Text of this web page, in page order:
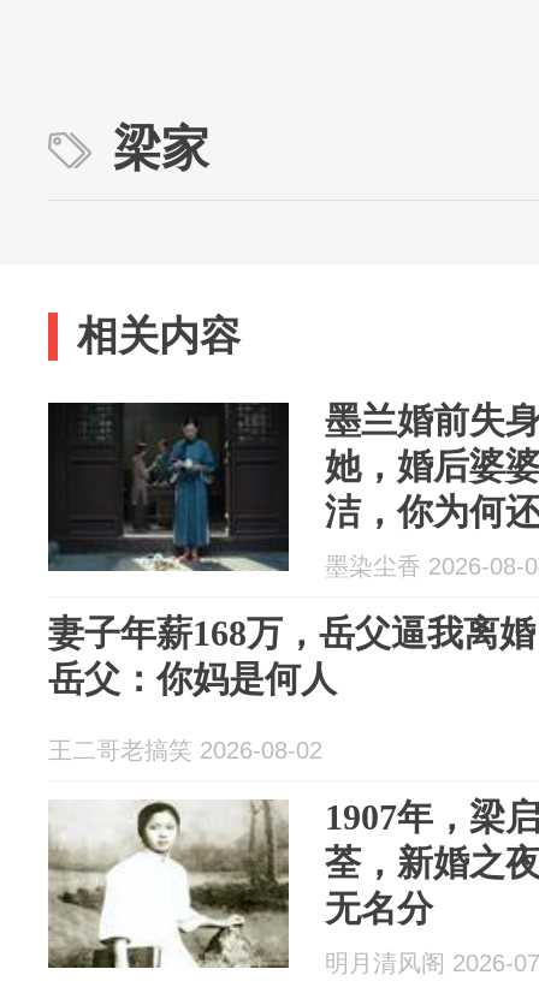
梁家
相关内容
墨兰婚前失
她，婚后婆
洁，你为何
让墨兰当场
墨染尘香 2026-08-
妻子年薪168万，岳父逼我离
岳父：你妈是何人
王二哥老搞笑 2026-08-02
1907年，梁
荃，新婚之
无名分
明月清风阁 2026-